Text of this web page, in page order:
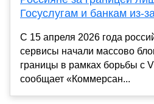
Госуслугам и банкам из-
С 15 апреля 2026 года
сервисы начали массово
границы в рамках борьбы с
сообщает «Коммерсан...